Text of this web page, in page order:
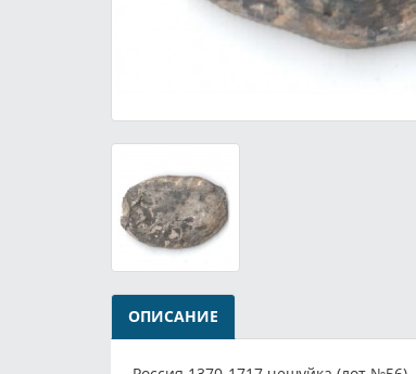
ОПИСАНИЕ